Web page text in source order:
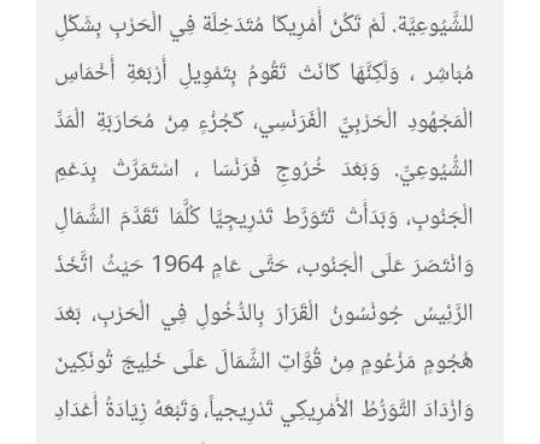
للشَّيُوعِيَّة. لَمْ تَكُنْ أَمْرِيكَا مُتَدَخِلَة فِي الْحَرْبِ بِشَكْلِ
مُبَاشِر ، وَلَكِنَّهَا كَانَتْ تَقُومُ بِتَمْوِيلِ أَرْبَعَةِ أَخْمَاسِ
الْمَجْهُودِ الْحَرْبِيِّ الْفَرَنْسِي، كَجُزْءٍ مِنْ مُحَارَبَةِ الْمَدِّ
الشُّيُوعِيِّ. وَبَعْدَ خُرُوجِ فَرَنْسَا ، اسْتَمَرَّتْ بِدَعْمِ
الْجَنُوبِ، وَبَدَأَتْ تَتَوَرَّط تَدْرِيجِيَّا كُلَّمَا تَقَدَّمَ الشَّمَالِ
وَانْتَصَرَ عَلَى الْجَنُوب، حَتَّى عَامٍ 1964 حَيْثُ اتَّخَذَ
الرَّئِيسُ جُونْسُونُ الْقَرَارَ بِالدُّخُولِ فِي الْحَرْبِ، بَعْدَ
هُجُومٍ مَزْعُومٍ مِنْ قُوَّاتِ الشَّمَالَ عَلَى خَلِيجَ تُونَكِينَ
وَازْدَادَ التَّوَرُّطُ الأَمْرِيكِي تَدْرِيجياً، وَتَبْعَهُ زِيَادَةُ أَعْدَادِ